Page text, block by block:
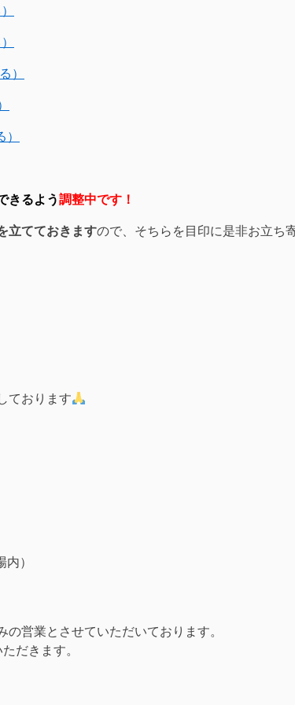
）
きるよう調整中です！
立てておきますので、そちらを目印に是非お立ち
ております
）
営業とさせていただいております。
だきます。